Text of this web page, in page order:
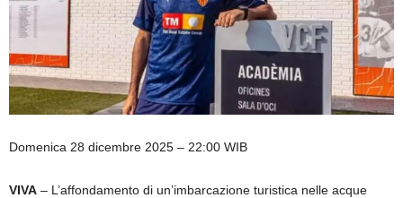
Domenica 28 dicembre 2025 – 22:00 WIB
VIVA – L’affondamento di un’imbarcazione turistica nelle acque